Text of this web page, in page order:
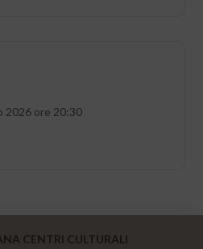
2026 ore 20:30
CENTRI CULTURALI